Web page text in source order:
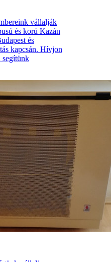
vállalják
és korú Kazán
és
kapcsán. Hívjon
segítünk